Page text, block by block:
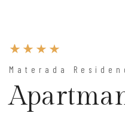
Materada